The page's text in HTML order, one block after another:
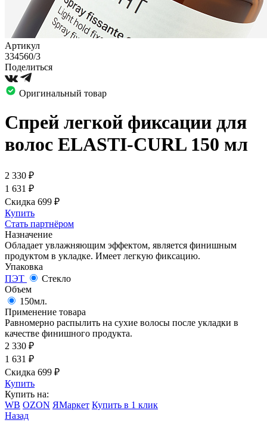
Артикул
334560/3
Поделиться
Оригинальный товар
Спрей легкой фиксации для
волос ELASTI-CURL 150 мл
2 330 ₽
1 631 ₽
Скидка 699 ₽
Купить
Стать партнёром
Назначение
Обладает увлажняющим эффектом, является финишным
продуктом в укладке. Имеет легкую фиксацию.
Упаковка
ПЭТ
Стекло
Объем
150мл.
Применение товара
Равномерно распылить на сухие волосы после укладки в
качестве финишного продукта.
2 330 ₽
1 631 ₽
Скидка 699 ₽
Купить
Купить на:
WB OZON ЯМаркет Купить в 1 клик
Назад